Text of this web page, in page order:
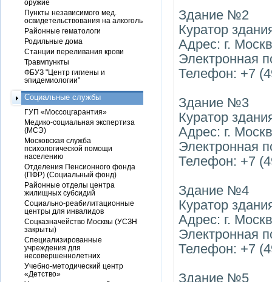
Здание №2
Куратор
Адрес: г.
Электронная
Телефон: +7
Здание №3
Куратор
Адрес: г.
Электронная
Телефон: +7
Здание №4
Куратор
Адрес: г.
Электронная
Телефон: +7
Здание №5
оружие
Пункты независимого мед.
освидетельствования на алкоголь
Районные гематологи
Родильные дома
Станции переливания крови
Травмпункты
ФБУЗ "Центр гигиены и
эпидемиологии"
Социальные службы
ГУП «Моссоцгарантия»
Медико-социальная экспертиза
(МСЭ)
Московская служба
психологической помощи
населению
Отделения Пенсионного фонда
(ПФР) (Социальный фонд)
Районные отделы центра
жилищных субсидий
Социально-реабилитационные
центры для инвалидов
Соцказначейство Москвы (УСЗН
закрыты)
Специализированные
учреждения для
несовершеннолетних
Учебно-методический центр
«Детство»